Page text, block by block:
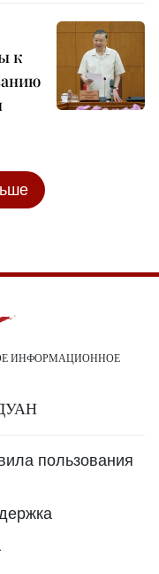
к
ИНФОРМАЦИОННОЕ
пользования